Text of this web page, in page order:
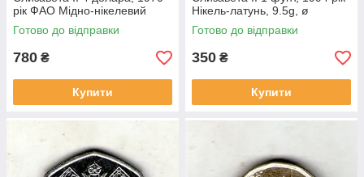
рік ФАО Мідно-нікелевий
сплав, 28.28g, ø 38.5mm
№4144
Готово до відправки
780 ₴
Купити
Нікель-латунь, 9.5g, ø
22.5mm №1921
Готово до відправки
350 ₴
Купити